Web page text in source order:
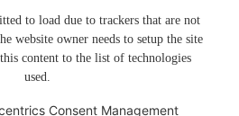
to load due to trackers that are not
website owner needs to setup the site
content to the list of technologies
used.
Consent Management